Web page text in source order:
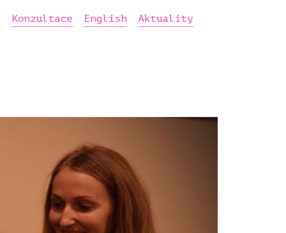
Konzultace English
Aktuality